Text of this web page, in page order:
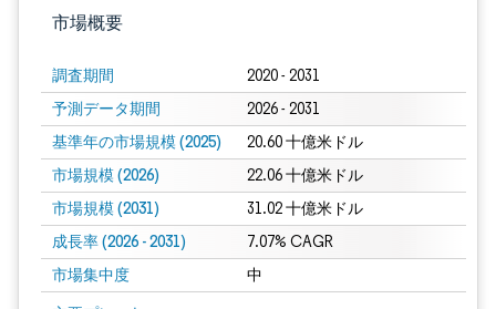
市場概要
調査期間 2020 - 2031
予測データ期間 2026 - 2031
基準年の市場規模 (2025) 20.60 十億米ドル
市場規模 (2026) 22.06 十億米ドル
市場規模 (2031) 31.02 十億米ドル
成長率 (2026 - 2031) 7.07% CAGR
市場集中度 中